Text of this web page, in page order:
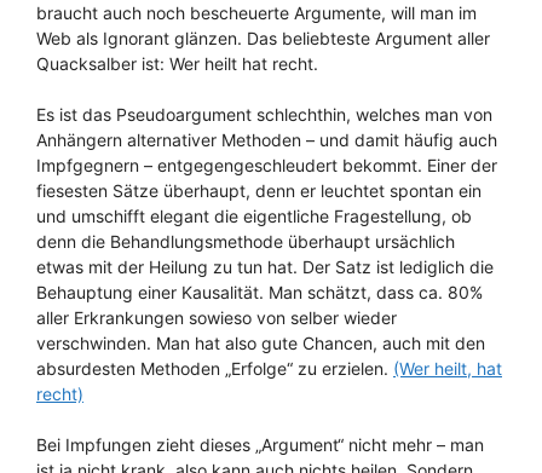
braucht auch noch bescheuerte Argumente, will man im
Web als Ignorant glänzen. Das beliebteste Argument aller
Quacksalber ist: Wer heilt hat recht.
Es ist das Pseudoargument schlechthin, welches man von
Anhängern alternativer Methoden – und damit häufig auch
Impfgegnern – entgegengeschleudert bekommt. Einer der
fiesesten Sätze überhaupt, denn er leuchtet spontan ein
und umschifft elegant die eigentliche Fragestellung, ob
denn die Behandlungsmethode überhaupt ursächlich
etwas mit der Heilung zu tun hat. Der Satz ist lediglich die
Behauptung einer Kausalität. Man schätzt, dass ca. 80%
aller Erkrankungen sowieso von selber wieder
verschwinden. Man hat also gute Chancen, auch mit den
absurdesten Methoden „Erfolge“ zu erzielen. (Wer heilt, hat
recht)
Bei Impfungen zieht dieses „Argument“ nicht mehr – man